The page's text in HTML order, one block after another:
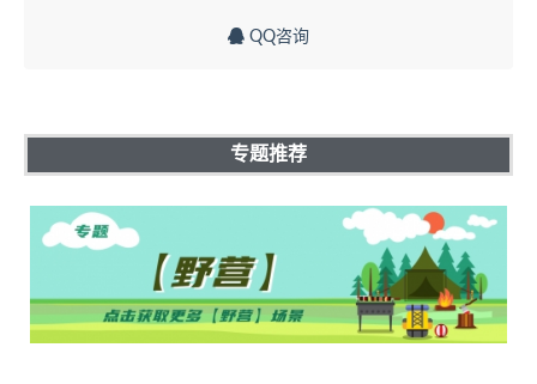
QQ咨询
专题推荐